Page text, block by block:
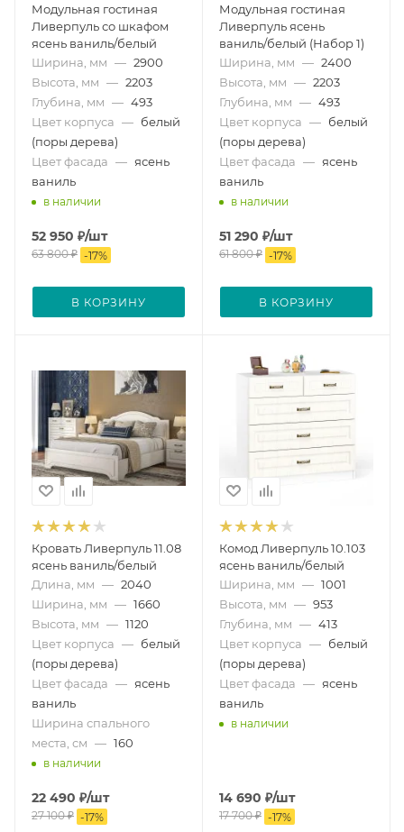
Модульная гостиная
Ливерпуль со шкафом
ясень ваниль/белый
Ширина, мм — 2900
Высота, мм — 2203
Глубина, мм — 493
Цвет корпуса — белый
(поры дерева)
Цвет фасада — ясень
ваниль
в наличии
52 950 ₽/шт
63 800₽ -17%
В КОРЗИНУ
Модульная гостиная
Ливерпуль ясень
ваниль/белый (Набор 1)
Ширина, мм — 2400
Высота, мм — 2203
Глубина, мм — 493
Цвет корпуса — белый
(поры дерева)
Цвет фасада — ясень
ваниль
в наличии
51 290 ₽/шт
61 800₽ -17%
В КОРЗИНУ
Кровать Ливерпуль 11.08
ясень ваниль/белый
Длина, мм — 2040
Ширина, мм — 1660
Высота, мм — 1120
Цвет корпуса — белый
(поры дерева)
Цвет фасада — ясень
ваниль
Ширина спального
места, см — 160
в наличии
22 490 ₽/шт
27 100₽ -17%
Комод Ливерпуль 10.103
ясень ваниль/белый
Ширина, мм — 1001
Высота, мм — 953
Глубина, мм — 413
Цвет корпуса — белый
(поры дерева)
Цвет фасада — ясень
ваниль
в наличии
14 690 ₽/шт
17 700₽ -17%